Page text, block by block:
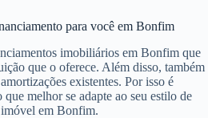
para você em Bonfim
imobiliários em Bonfim que
que o oferece. Além disso, também
existentes. Por isso é
melhor se adapte ao seu estilo de
em Bonfim.